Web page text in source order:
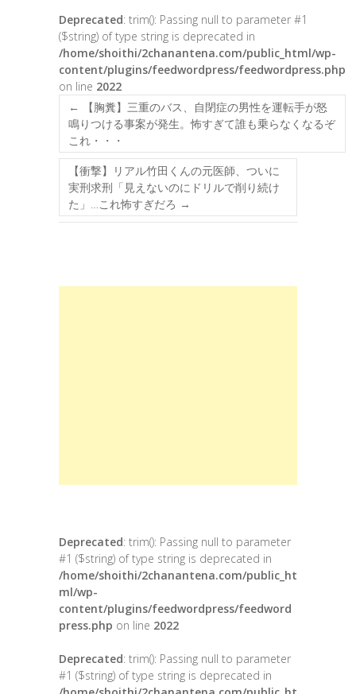
Deprecated: trim(): Passing null to parameter #1
($string) of type string is deprecated in
/home/shoithi/2chanantena.com/public_html/wp-
content/plugins/feedwordpress/feedwordpress.php
on line 2022
←
【胸糞】三重のバス、自閉症の男性を運転手が怒
鳴りつける事案が発生。怖すぎて誰も乗らなくなるぞ
これ・・・
【衝撃】リアル竹田くんの元医師、ついに
実刑求刑「見えないのにドリルで削り続け
た」…これ怖すぎだろ →
Deprecated: trim(): Passing null to parameter
#1 ($string) of type string is deprecated in
/home/shoithi/2chanantena.com/public_ht
ml/wp-
content/plugins/feedwordpress/feedword
press.php on line 2022
Deprecated: trim(): Passing null to parameter
#1 ($string) of type string is deprecated in